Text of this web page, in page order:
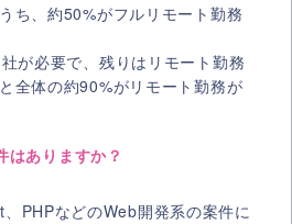
ち、約50%がフルリモート勤務
が必要で、残りはリモート勤務
全体の約90%がリモート勤務が
ありますか？
PHPなどのWeb開発系の案件に